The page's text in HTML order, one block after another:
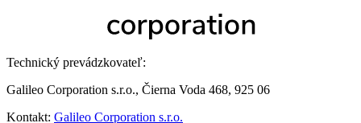
Technický prevádzkovateľ:
Galileo Corporation s.r.o., Čierna Voda 468, 925 06
Kontakt: Galileo Corporation s.r.o.